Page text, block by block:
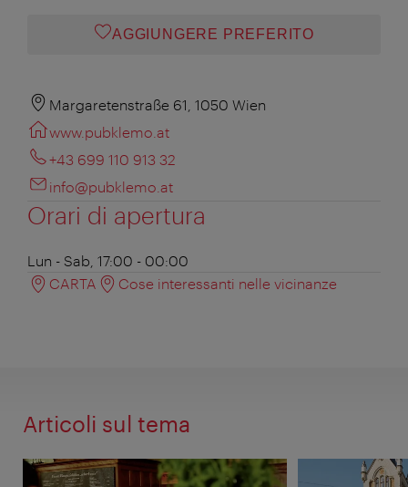
AGGIUNGERE PREFERITO
Margaretenstraße 61, 1050 Wien
www.pubklemo.at
+43 699 110 913 32
info@pubklemo.at
Orari di apertura
Lun - Sab, 17:00 - 00:00
CARTA
Cose interessanti nelle vicinanze
Articoli sul tema